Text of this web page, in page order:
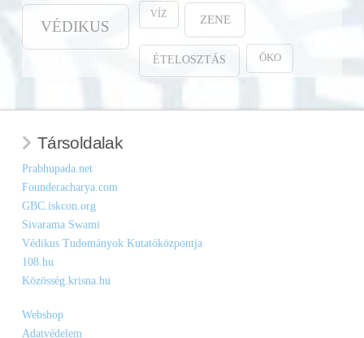
VÉDIKUS
VÍZ ZENE
ÉTELOSZTÁS ÖKO
Társoldalak
Prabhupada.net
Founderacharya.com
GBC.iskcon.org
Sivarama Swami
Védikus Tudományok Kutatóközpontja
108.hu
Közösség.krisna.hu
Webshop
Adatvédelem